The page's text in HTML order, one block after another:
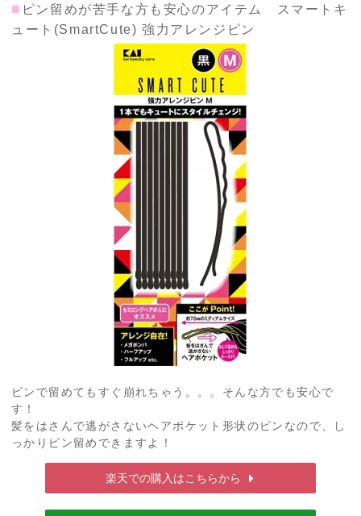
■ ピン留めが苦手な方も安心のアイテム スマートキ
ュート(SmartCute) 強力アレンジピン
ピンで留めてもすぐ崩れちゃう。。。そんな方でも安心で
す！
髪をはさんで逃がさないヘアポケット形状のピンなので、し
っかりピン留めできますよ！
楽天での購入はこちらから